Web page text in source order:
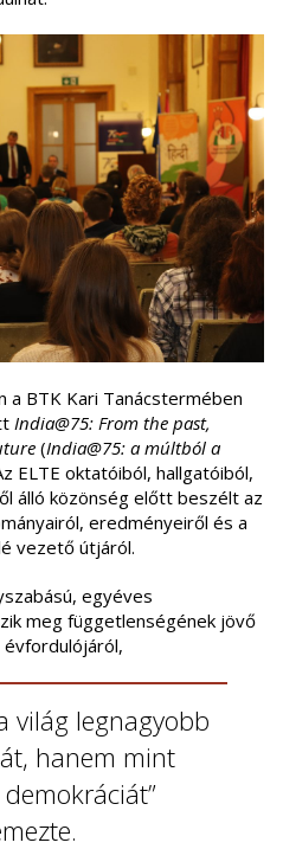
a BTK Kari Tanácstermében
India@75: From the past,
(India@75: a múltból a
ELTE oktatóiból, hallgatóiból,
álló közönség előtt beszélt az
eredményeiről és a
vezető útjáról.
egyéves
meg függetlenségének jövő
világ legnagyobb
hanem mint